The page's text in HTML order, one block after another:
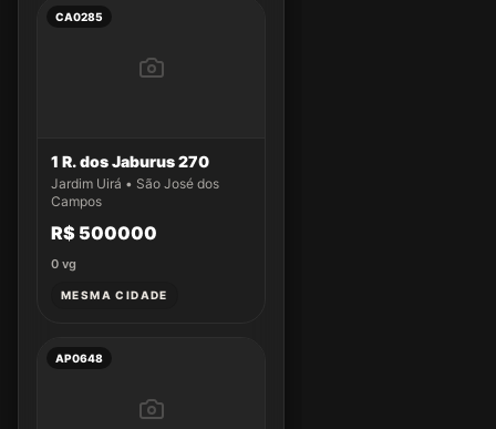
CA0285
1 R. dos Jaburus 270
Jardim Uirá • São José dos
Campos
R$ 500000
0 vg
MESMA CIDADE
AP0648